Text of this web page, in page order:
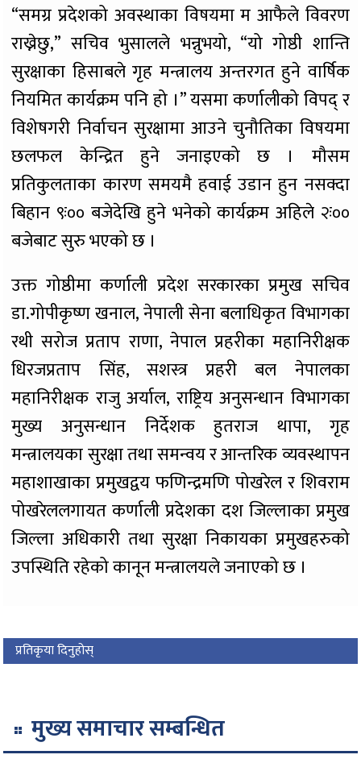
“समग्र प्रदेशको अवस्थाका विषयमा म आफैले विवरण
राख्नेछु,” सचिव भुसालले भन्नुभयो, “यो गोष्ठी शान्ति
सुरक्षाका हिसाबले गृह मन्त्रालय अन्तरगत हुने वार्षिक
नियमित कार्यक्रम पनि हो ।” यसमा कर्णालीको विपद् र
विशेषगरी निर्वाचन सुरक्षामा आउने चुनौतिका विषयमा
छलफल केन्द्रित हुने जनाइएको छ । मौसम
प्रतिकुलताका कारण समयमै हवाई उडान हुन नसक्दा
बिहान ९ः०० बजेदेखि हुने भनेको कार्यक्रम अहिले २ः००
बजेबाट सुरु भएको छ ।
उक्त गोष्ठीमा कर्णाली प्रदेश सरकारका प्रमुख सचिव
डा.गोपीकृष्ण खनाल, नेपाली सेना बलाधिकृत विभागका
रथी सरोज प्रताप राणा, नेपाल प्रहरीका महानिरीक्षक
धिरजप्रताप सिंह, सशस्त्र प्रहरी बल नेपालका
महानिरीक्षक राजु अर्याल, राष्ट्रिय अनुसन्धान विभागका
मुख्य अनुसन्धान निर्देशक हुतराज थापा, गृह
मन्त्रालयका सुरक्षा तथा समन्वय र आन्तरिक व्यवस्थापन
महाशाखाका प्रमुखद्वय फणिन्द्रमणि पोखरेल र शिवराम
पोखरेललगायत कर्णाली प्रदेशका दश जिल्लाका प्रमुख
जिल्ला अधिकारी तथा सुरक्षा निकायका प्रमुखहरुको
उपस्थिति रहेको कानून मन्त्रालयले जनाएको छ ।
प्रतिकृया दिनुहोस्
मुख्य समाचार सम्बन्धित